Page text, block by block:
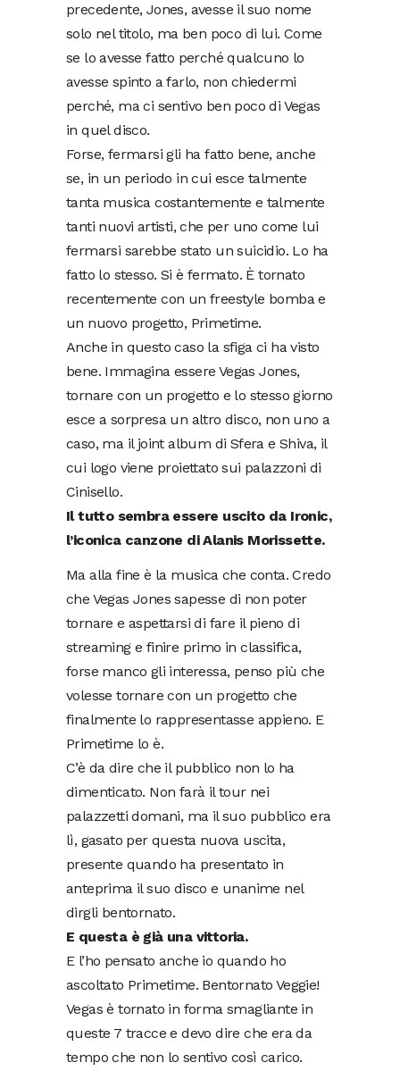
precedente, Jones, avesse il suo nome
solo nel titolo, ma ben poco di lui. Come
se lo avesse fatto perché qualcuno lo
avesse spinto a farlo, non chiedermi
perché, ma ci sentivo ben poco di Vegas
in quel disco.
Forse, fermarsi gli ha fatto bene, anche
se, in un periodo in cui esce talmente
tanta musica costantemente e talmente
tanti nuovi artisti, che per uno come lui
fermarsi sarebbe stato un suicidio. Lo ha
fatto lo stesso. Si è fermato. È tornato
recentemente con un freestyle bomba e
un nuovo progetto, Primetime.
Anche in questo caso la sfiga ci ha visto
bene. Immagina essere Vegas Jones,
tornare con un progetto e lo stesso giorno
esce a sorpresa un altro disco, non uno a
caso, ma il joint album di Sfera e Shiva, il
cui logo viene proiettato sui palazzoni di
Cinisello.
Il tutto sembra essere uscito da Ironic,
l’iconica canzone di Alanis Morissette.
Ma alla fine è la musica che conta. Credo
che Vegas Jones sapesse di non poter
tornare e aspettarsi di fare il pieno di
streaming e finire primo in classifica,
forse manco gli interessa, penso più che
volesse tornare con un progetto che
finalmente lo rappresentasse appieno. E
Primetime lo è.
C’è da dire che il pubblico non lo ha
dimenticato. Non farà il tour nei
palazzetti domani, ma il suo pubblico era
lì, gasato per questa nuova uscita,
presente quando ha presentato in
anteprima il suo disco e unanime nel
dirgli bentornato.
E questa è già una vittoria.
E l’ho pensato anche io quando ho
ascoltato Primetime. Bentornato Veggie!
Vegas è tornato in forma smagliante in
queste 7 tracce e devo dire che era da
tempo che non lo sentivo così carico.